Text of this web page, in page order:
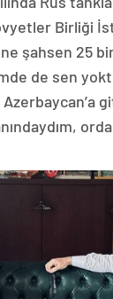
Birliği
şahsen 25
de sen
Azerbaycan’a